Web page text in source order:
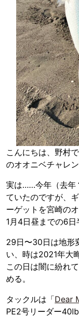
こんにちは、野村
のオオニベチャレ
実は……今年（去年
ていたのですが、
ーゲットを宮崎の
1月4日昼までの6日
29日〜30日は地形
い、時は2021年大
この日は闇に紛れ
める。
タックルは「Dear
PE2号リーダー